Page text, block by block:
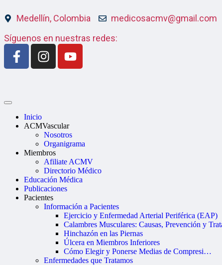
Medellín, Colombia
medicosacmv@gmail.com
Síguenos en nuestras redes:
Inicio
ACMVascular
Nosotros
Organigrama
Miembros
Afiliate ACMV
Directorio Médico
Educación Médica
Publicaciones
Pacientes
Información a Pacientes
Ejercicio y Enfermedad Arterial Periférica (EAP)
Calambres Musculares: Causas, Prevención y
Hinchazón en las Piernas
Úlcera en Miembros Inferiores
Cómo Elegir y Ponerse Medias de Compresi…
Enfermedades que Tratamos